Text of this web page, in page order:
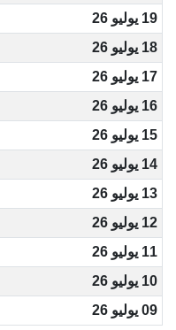
19 يوليو 26
18 يوليو 26
17 يوليو 26
16 يوليو 26
15 يوليو 26
14 يوليو 26
13 يوليو 26
12 يوليو 26
11 يوليو 26
10 يوليو 26
09 يوليو 26